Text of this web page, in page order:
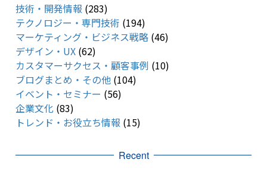
技術・開発情報 (283)
テクノロジー・専門技術 (194)
マーケティング・ビジネス戦略(46)
デザイン・UX(62)
カスタマーサクセス・顧客事例 (10)
ブログまとめ・その他(104)
イベント・セミナー (56)
企業文化 (83)
トレンド・お役立ち情報 (15)
Recent